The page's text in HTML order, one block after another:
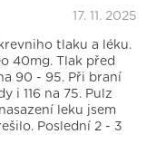
17. 11. 2025
tlaku a léku.
40mg. Tlak před
90 - 95. Při braní
i 116 na 75. Pulz
leku jsem
Poslední 2 - 3